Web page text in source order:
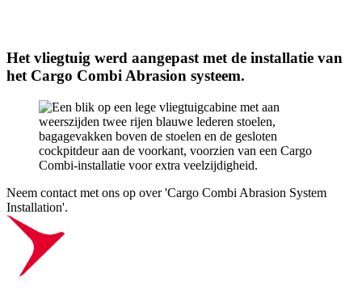
Het vliegtuig werd aangepast met de installatie van
het Cargo Combi Abrasion systeem.
Neem contact met ons op over 'Cargo Combi Abrasion System
Installation'.